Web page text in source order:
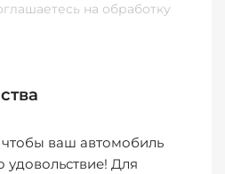
на обработку
ваш автомобиль
удовольствие! Для